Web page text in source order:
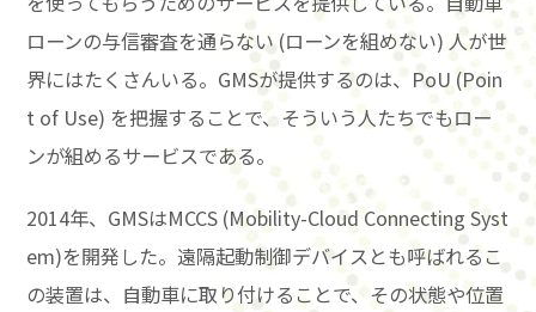
ローンの与信審査を通らない (ローンを組めない) 人が世
界にはたくさんいる。GMSが提供するのは、PoU (Poin
t of Use) を把握することで、そういう人たちでもロー
ンが組めるサービスである。
2014年、GMSはMCCS (Mobility-Cloud Connecting Syst
em)を開発した。遠隔起動制御デバイスとも呼ばれるこ
の装置は、自動車に取り付けることで、その状態や位置